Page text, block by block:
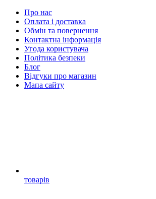
Про нас
Оплата і доставка
Обмін та повернення
Контактна інформація
Угода користувача
Політика безпеки
Блог
Відгуки про магазин
Мапа сайту
товарів